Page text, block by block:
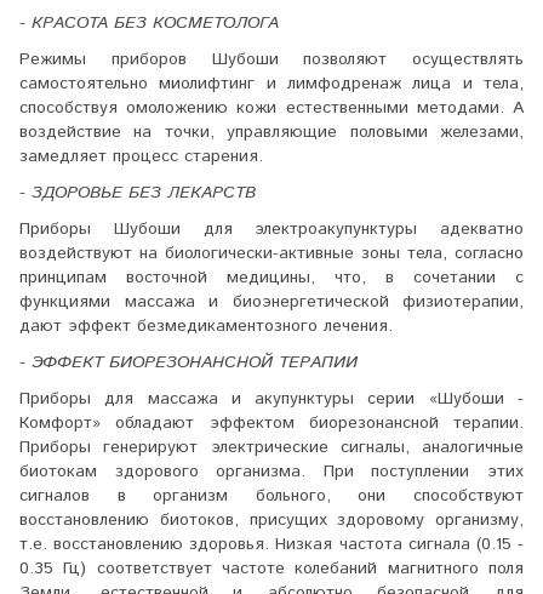
- КРАСОТА БЕЗ КОСМЕТОЛОГА
Режимы приборов Шубоши позволяют осуществлять
самостоятельно миолифтинг и лимфодренаж лица и тела,
способствуя омоложению кожи естественными методами. А
воздействие на точки, управляющие половыми железами,
замедляет процесс старения.
- ЗДОРОВЬЕ БЕЗ ЛЕКАРСТВ
Приборы Шубоши для электроакупунктуры адекватно
воздействуют на биологически-активные зоны тела, согласно
принципам восточной медицины, что, в сочетании с
функциями массажа и биоэнергетической физиотерапии,
дают эффект безмедикаментозного лечения.
- ЭФФЕКТ БИОРЕЗОНАНСНОЙ ТЕРАПИИ
Приборы для массажа и акупунктуры серии «Шубоши -
Комфорт» обладают эффектом биорезонансной терапии.
Приборы генерируют электрические сигналы, аналогичные
биотокам здорового организма. При поступлении этих
сигналов в организм больного, они способствуют
восстановлению биотоков, присущих здоровому организму,
т.е. восстановлению здоровья. Низкая частота сигнала (0.15 -
0.35 Гц) соответствует частоте колебаний магнитного поля